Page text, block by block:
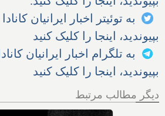
به توئیتر اخبار ایرانیان
بپیوندید، اینجا را کلیک کنید
به تلگرام اخبار ایرانیان
بپیوندید، اینجا را کلیک کنید
دیگر مطالب مرتبط